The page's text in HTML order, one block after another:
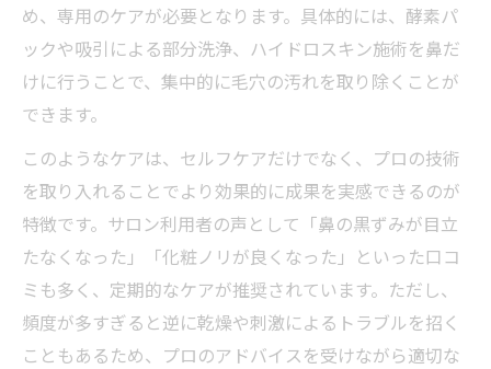
め、専用のケアが必要となります。具体的には、酵素パ
ックや吸引による部分洗浄、ハイドロスキン施術を鼻だ
けに行うことで、集中的に毛穴の汚れを取り除くことが
できます。
このようなケアは、セルフケアだけでなく、プロの技術
を取り入れることでより効果的に成果を実感できるのが
特徴です。サロン利用者の声として「鼻の黒ずみが目立
たなくなった」「化粧ノリが良くなった」といった口コ
ミも多く、定期的なケアが推奨されています。ただし、
頻度が多すぎると逆に乾燥や刺激によるトラブルを招く
こともあるため、プロのアドバイスを受けながら適切な